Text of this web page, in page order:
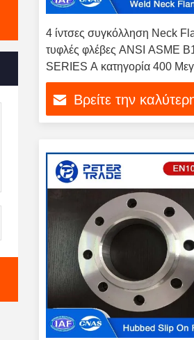
4 ίντσες συγκόλληση Neck
τυφλές φλέβες ANSI ASME
SERIES Α κατηγορία 400
διάμετρος NPS 26 - NPS 60
Βρείτε την